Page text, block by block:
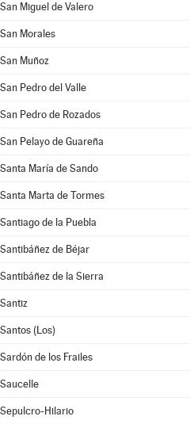
San Miguel de Valero
San Morales
San Muñoz
San Pedro del Valle
San Pedro de Rozados
San Pelayo de Guareña
Santa María de Sando
Santa Marta de Tormes
Santiago de la Puebla
Santibáñez de Béjar
Santibáñez de la Sierra
Santiz
Santos (Los)
Sardón de los Frailes
Saucelle
Sepulcro-Hilario